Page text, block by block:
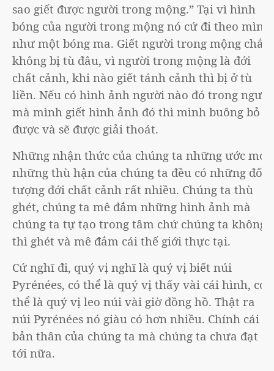
sao giết được người trong mộng.” Tại vì hình
bóng của người trong mộng nó cứ đi theo mình
như một bóng ma. Giết người trong mộng chắc
không bị tù đâu, vì người trong mộng là đới
chất cảnh, khi nào giết tánh cảnh thì bị ở tù
liền. Nếu có hình ảnh người nào đó trong người
mà mình giết hình ảnh đó thì mình buông bỏ
được và sẽ được giải thoát.
Những nhận thức của chúng ta những ước mơ,
những thù hận của chúng ta đều có những đối
tượng đới chất cảnh rất nhiều. Chúng ta thù
ghét, chúng ta mê đắm những hình ảnh mà
chúng ta tự tạo trong tâm chứ chúng ta không
thì ghét và mê đắm cái thế giới thực tại.
Cứ nghĩ đi, quý vị nghĩ là quý vị biết núi
Pyrénées, có thể là quý vị thấy vài cái hình, có
thể là quý vị leo núi vài giờ đồng hồ. Thật ra
núi Pyrénées nó giàu có hơn nhiều. Chính cái
bản thân của chúng ta mà chúng ta chưa đạt
tới nữa.